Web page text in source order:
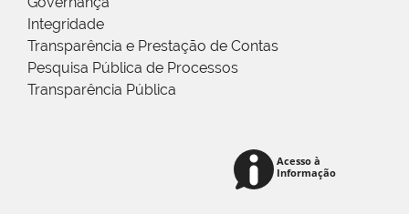
Integridade
Transparência e Prestação de Contas
Pesquisa Pública de Processos
Transparência Pública